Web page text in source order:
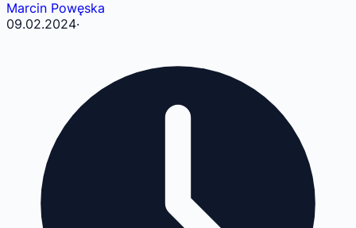
Marcin Powęska
09.02.2024·